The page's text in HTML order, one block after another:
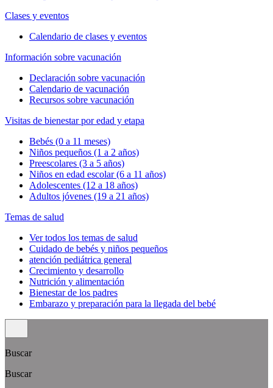
Clases y eventos
Calendario de clases y eventos
Información sobre vacunación
Declaración sobre vacunación
Calendario de vacunación
Recursos sobre vacunación
Visitas de bienestar por edad y etapa
Bebés (0 a 11 meses)
Niños pequeños (1 a 2 años)
Preescolares (3 a 5 años)
Niños en edad escolar (6 a 11 años)
Adolescentes (12 a 18 años)
Adultos jóvenes (19 a 21 años)
Temas de salud
Ver todos los temas de salud
Cuidado de bebés y niños pequeños
atención pediátrica general
Crecimiento y desarrollo
Nutrición y alimentación
Bienestar de los padres
Embarazo y preparación para la llegada del bebé
Buscar
Buscar